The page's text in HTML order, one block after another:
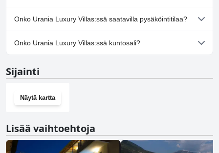
Ei, Urania Luxury Villas ei salli koiria.
Onko Urania Luxury Villas:ssä saatavilla pysäköintitilaa?
Kyllä, Urania Luxury Villas tarjoaa pysäköintimahdollisuuden.
Onko Urania Luxury Villas:ssä kuntosali?
Sijainti
Näytä kartta
Lisää vaihtoehtoja